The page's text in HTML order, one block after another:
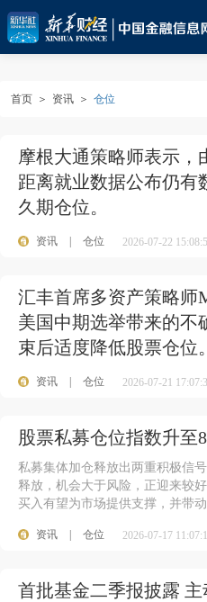
首页 ＞ 资讯 ＞ 仓位
摩根大通策略师表示，
距离就业数据公布仍有
久期仓位。
资讯 仓位 2026-07-22
汇丰首席多资产策略师
美国中期选举带来的不
束后适度降低股票仓位。
资讯 仓位 2026-07-21
股票私募仓位指数升至
私募集体加仓释放出两重积极信
释放，机会大于风险，正迎来较
买入有望为市场提供支撑，并带
资讯 仓位 2026-07-17
首批基金二季报披露